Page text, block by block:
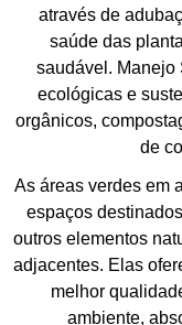
através de
saúde das
saudável. Manejo
ecológicas e
orgânicos,
de
As áreas verdes em
espaços
outros elementos
adjacentes. Elas
melhor
ambiente,